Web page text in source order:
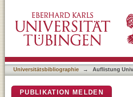
Universitätsbibliographie → Auflistung
PUBLIKATION MELDEN